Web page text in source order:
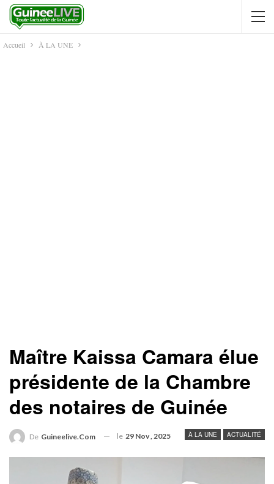
Accueil À LA UNE
Maître Kaissa Camara élue
présidente de la Chambre
des notaires de Guinée
À LA UNE ACTUALITÉ
De Guineelive.com le 29 Nov , 2025